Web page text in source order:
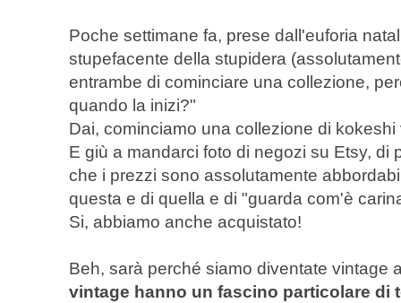
Poche settimane fa, prese dall'euforia
stupefacente della stupidera
entrambe di cominciare una collezione,
quando la inizi?"
Dai, cominciamo una collezione di kokeshi
E giù a mandarci foto di negozi su Etsy, di
che i prezzi sono assolutamente
questa e di quella e di "guarda com'è
Si, abbiamo anche acquistato!
Beh, sarà perché siamo diventate vintage
vintage hanno un fascino particolare di